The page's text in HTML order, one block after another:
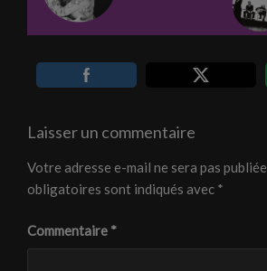
Laisser un commentaire
Votre adresse e-mail ne sera pas publiée.
obligatoires sont indiqués avec *
Commentaire *